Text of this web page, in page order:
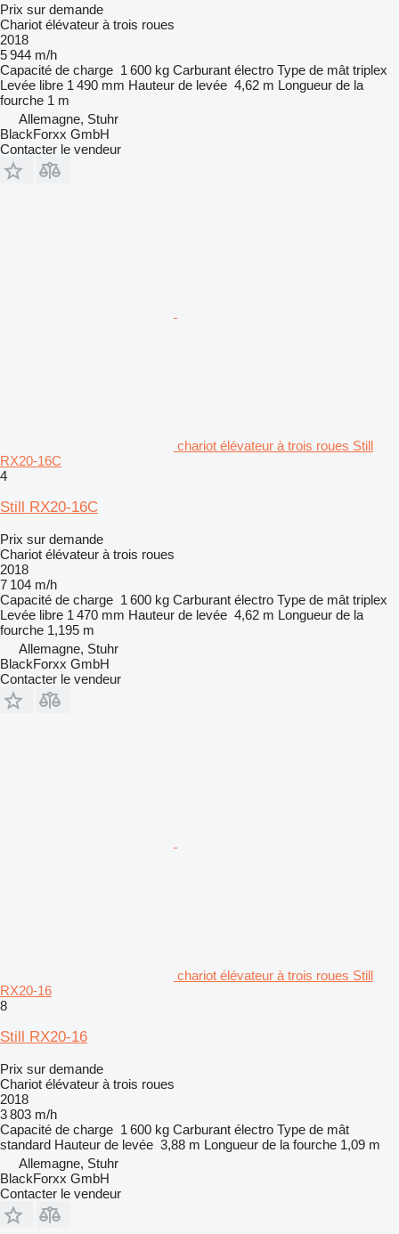
Prix sur demande
Chariot élévateur à trois roues
2018
5 944 m/h
Capacité de charge 1 600 kg Carburant électro Type de mât triplex
Levée libre 1 490 mm Hauteur de levée 4,62 m Longueur de la
fourche 1 m
Allemagne, Stuhr
BlackForxx GmbH
Contacter le vendeur
chariot élévateur à trois roues Still
RX20-16C
4
Still RX20-16C
Prix sur demande
Chariot élévateur à trois roues
2018
7 104 m/h
Capacité de charge 1 600 kg Carburant électro Type de mât triplex
Levée libre 1 470 mm Hauteur de levée 4,62 m Longueur de la
fourche 1,195 m
Allemagne, Stuhr
BlackForxx GmbH
Contacter le vendeur
chariot élévateur à trois roues Still
RX20-16
8
Still RX20-16
Prix sur demande
Chariot élévateur à trois roues
2018
3 803 m/h
Capacité de charge 1 600 kg Carburant électro Type de mât
standard Hauteur de levée 3,88 m Longueur de la fourche 1,09 m
Allemagne, Stuhr
BlackForxx GmbH
Contacter le vendeur